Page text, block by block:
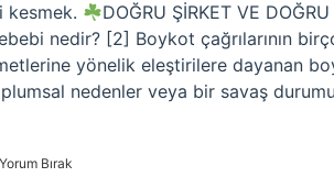
kesmek.
DOĞRU ŞİRKET VE
nedir? [2] Boykot çağrılarının
yönelik eleştirilere dayanan
nedenler veya bir savaş
Yorum Bırak